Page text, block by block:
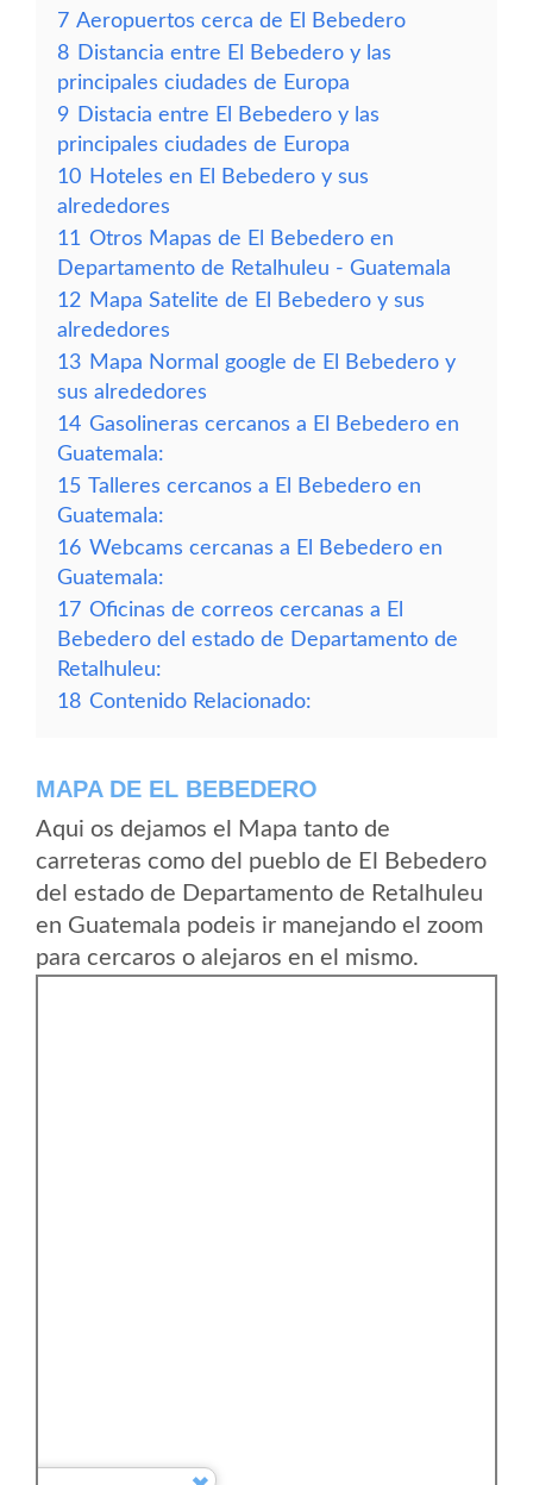
7 Aeropuertos cerca de El Bebedero
8 Distancia entre El Bebedero y las
principales ciudades de Europa
9 Distacia entre El Bebedero y las
principales ciudades de Europa
10 Hoteles en El Bebedero y sus
alrededores
11 Otros Mapas de El Bebedero en
Departamento de Retalhuleu - Guatemala
12 Mapa Satelite de El Bebedero y sus
alrededores
13 Mapa Normal google de El Bebedero y
sus alrededores
14 Gasolineras cercanos a El Bebedero en
Guatemala:
15 Talleres cercanos a El Bebedero en
Guatemala:
16 Webcams cercanas a El Bebedero en
Guatemala:
17 Oficinas de correos cercanas a El
Bebedero del estado de Departamento de
Retalhuleu:
18 Contenido Relacionado:
MAPA DE EL BEBEDERO
Aqui os dejamos el Mapa tanto de
carreteras como del pueblo de El Bebedero
del estado de Departamento de Retalhuleu
en Guatemala podeis ir manejando el zoom
para cercaros o alejaros en el mismo.